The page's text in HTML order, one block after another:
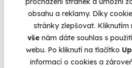
obsahu a reklamy. Díky
stránky zlepšovat. Kliknutím
vše nám dáte souhlas s
webu. Po kliknutí na tlačítko
informací o cookies a